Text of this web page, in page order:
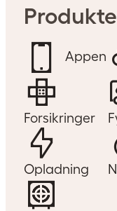
Appen
Forsikringer
Opladning